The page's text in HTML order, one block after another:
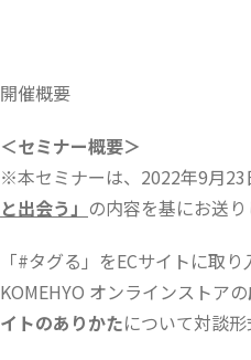
開催概要
＜セミナー概要＞
※本セミナーは、2022年9月23
と出会う」 の内容を基にお送り
「#タグる」をECサイトに取
KOMEHYO オンラインストアの
イトのありかたについて対談形